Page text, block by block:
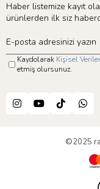
Haber listemize kayıt
ürünlerden ilk siz
Kaydolarak Kişisel
etmiş olursunuz.
©2025